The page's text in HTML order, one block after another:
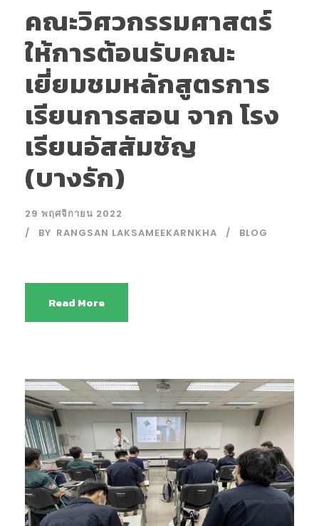
คณะวิศวกรรมศาสตร์
ให้การต้อนรับคณะ
เยี่ยมชมหลักสูตรการ
เรียนการสอน จาก โรง
เรียนอัสสัมชัญ
(บางรัก)
29 พฤศจิกายน 2022
BY RANGSAN LAKSAMEEKARNKHA BLOG
Read More